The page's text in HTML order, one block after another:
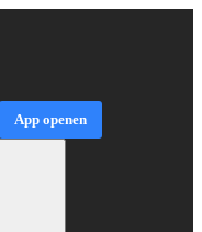
App openen